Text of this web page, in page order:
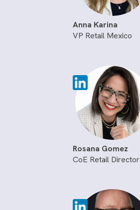
Anna Karina
VP Retail Mexico
Rosana Gomez
CoE Retail Director